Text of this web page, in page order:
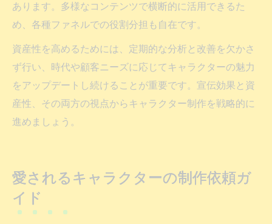
あります。多様なコンテンツで横断的に活用できるた
め、各種ファネルでの役割分担も自在です。
資産性を高めるためには、定期的な分析と改善を欠かさ
ず行い、時代や顧客ニーズに応じてキャラクターの魅力
をアップデートし続けることが重要です。宣伝効果と資
産性、その両方の視点からキャラクター制作を戦略的に
進めましょう。
愛されるキャラクターの制作依頼ガ
イド